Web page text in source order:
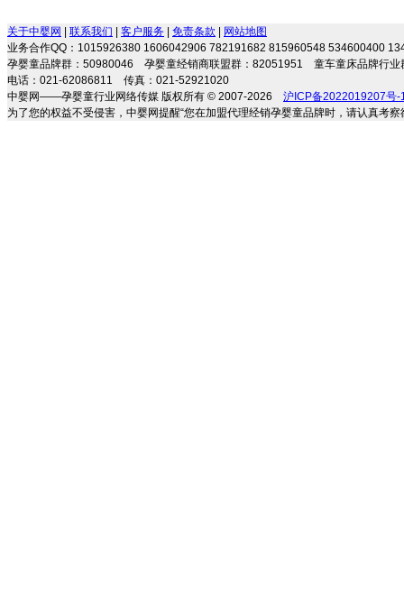
关于中婴网
联系我们 客户服务 免责条款
网站地图
业务合作QQ：1015926380 1606042906 782191682 815960548 534600400
孕婴童品牌群：50980046 孕婴童经销商联盟群：82051951 童车童床品牌行
电话：021-62086811 传真：021-52921020
中婴网——孕婴童行业网络传媒 版权所有 © 2007-2026 沪ICP备2022019207号-
为了您的权益不受侵害，中婴网提醒“您在加盟代理经销孕婴童品牌时，请认真考